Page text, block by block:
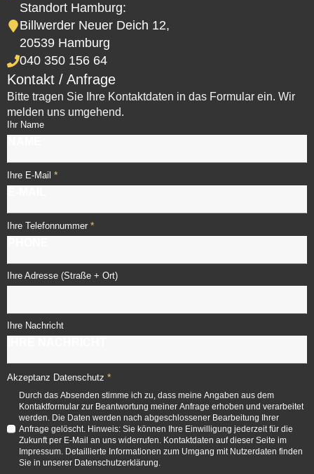
Standort Hamburg:
Billwerder Neuer Deich 12,
20539 Hamburg
040 350 156 64
Kontakt / Anfrage
Bitte tragen Sie Ihre Kontaktdaten in das Formular ein. Wir
melden uns umgehend.
Ihr Name
Ihre E-Mail *
Ihre Telefonnummer *
Ihre Adresse (Straße + Ort)
Ihre Nachricht
Akzeptanz Datenschutz *
Durch das Absenden stimme ich zu, dass meine Angaben aus dem
Kontaktformular zur Beantwortung meiner Anfrage erhoben und verarbeitet
werden. Die Daten werden nach abgeschlossener Bearbeitung Ihrer
Anfrage gelöscht. Hinweis: Sie können Ihre Einwilligung jederzeit für die
Zukunft per E-Mail an uns widerrufen. Kontaktdaten auf dieser Seite im
Impressum. Detaillierte Informationen zum Umgang mit Nutzerdaten finden
Sie in unserer Datenschutzerklärung.